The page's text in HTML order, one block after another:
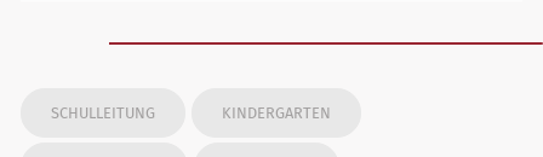
SCHULLEITUNG KINDERGARTEN